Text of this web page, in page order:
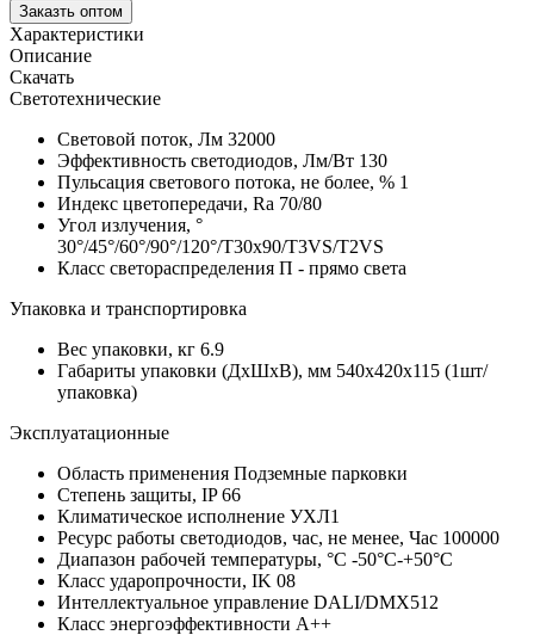
Заказть оптом
Характеристики
Описание
Скачать
Светотехнические
Световой поток, Лм 32000
Эффективность светодиодов, Лм/Вт 130
Пульсация светового потока, не более, % 1
Индекс цветопередачи, Ra 70/80
Угол излучения, °
30°/45°/60°/90°/120°/T30x90/T3VS/T2VS
Класс светораспределения П - прямо света
Упаковка и транспортировка
Вес упаковки, кг 6.9
Габариты упаковки (ДхШхВ), мм 540x420x115 (1шт/
упаковка)
Эксплуатационные
Область применения Подземные парковки
Степень защиты, IP66
Климатическое исполнение УХЛ1
Ресурс работы светодиодов, час, не менее, Час 100000
Диапазон рабочей температуры, °С -50°C-+50°C
Класс ударопрочности, IK 08
Интеллектуальное управление DALI/DMX512
Класс энергоэффективности A++